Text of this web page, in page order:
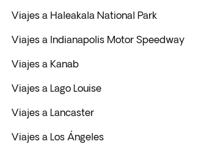
Viajes a Haleakala National Park
Viajes a Indianapolis Motor Speedway
Viajes a Kanab
Viajes a Lago Louise
Viajes a Lancaster
Viajes a Los Ángeles